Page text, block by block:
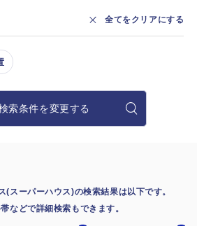
時間AM 9:00〜PM6:00
展示場を探す
Webカタログ
全てをクリアにする
索条件を変更する
(スーパーハウス)の検索結果は以下です。
などで詳細検索もできます。